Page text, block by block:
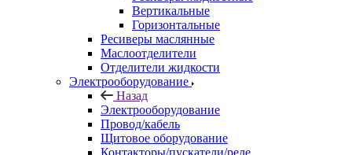
Вертикальные
Горизонтальные
Ресиверы маслянные
Маслоотделители
Отделители жидкости
Электрооборудование
Назад
Электрооборудование
Провод/кабель
Щитовое оборудование
Контакторы/пускатели/реле